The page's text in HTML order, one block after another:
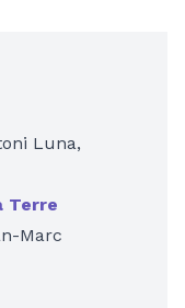
Luna,
Terre
Marc